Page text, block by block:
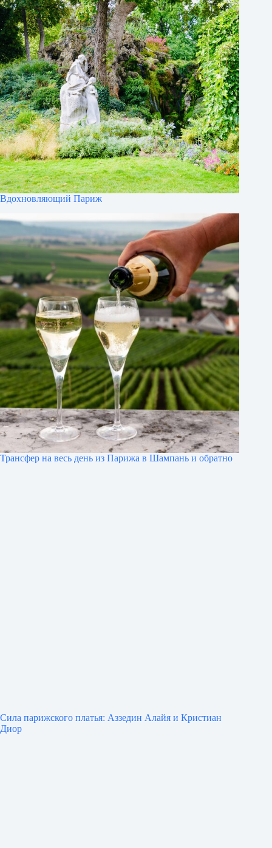
Вдохновляющий Париж
Трансфер на весь день из Парижа в Шампань и обратно
Сила парижского платья: Аззедин Алайя и Кристиан
Диор